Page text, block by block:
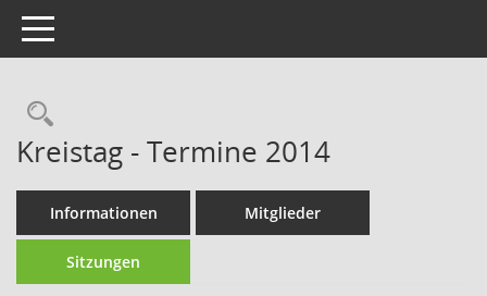
Toggle navigation
Rechercheauswahl
Kreistag - Termine 2014
Informationen Mitglieder
Sitzungen